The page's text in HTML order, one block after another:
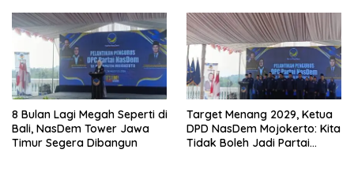
8 Bulan Lagi Megah Seperti di
Bali, NasDem Tower Jawa
Timur Segera Dibangun
Target Menang 2029, Ketua
DPD NasDem Mojokerto: Kita
Tidak Boleh Jadi Partai